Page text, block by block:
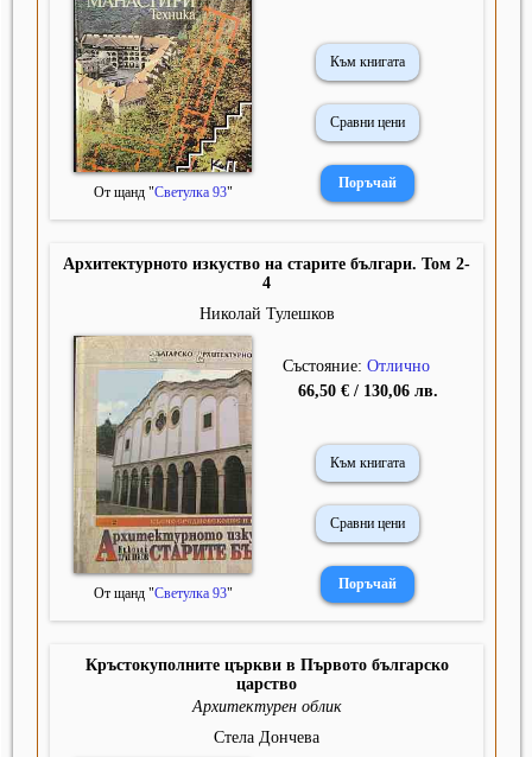
От щанд "Светулка 93"
Към книгата
Сравни цени
Архитектурното изкуство на старите българи. Том 2-
4
Николай Тулешков
От щанд "Светулка 93"
Състояние: Отлично
66,50 € / 130,06 лв.
Към книгата
Сравни цени
Кръстокуполните църкви в Първото българско
царство
Архитектурен облик
Стела Дончева